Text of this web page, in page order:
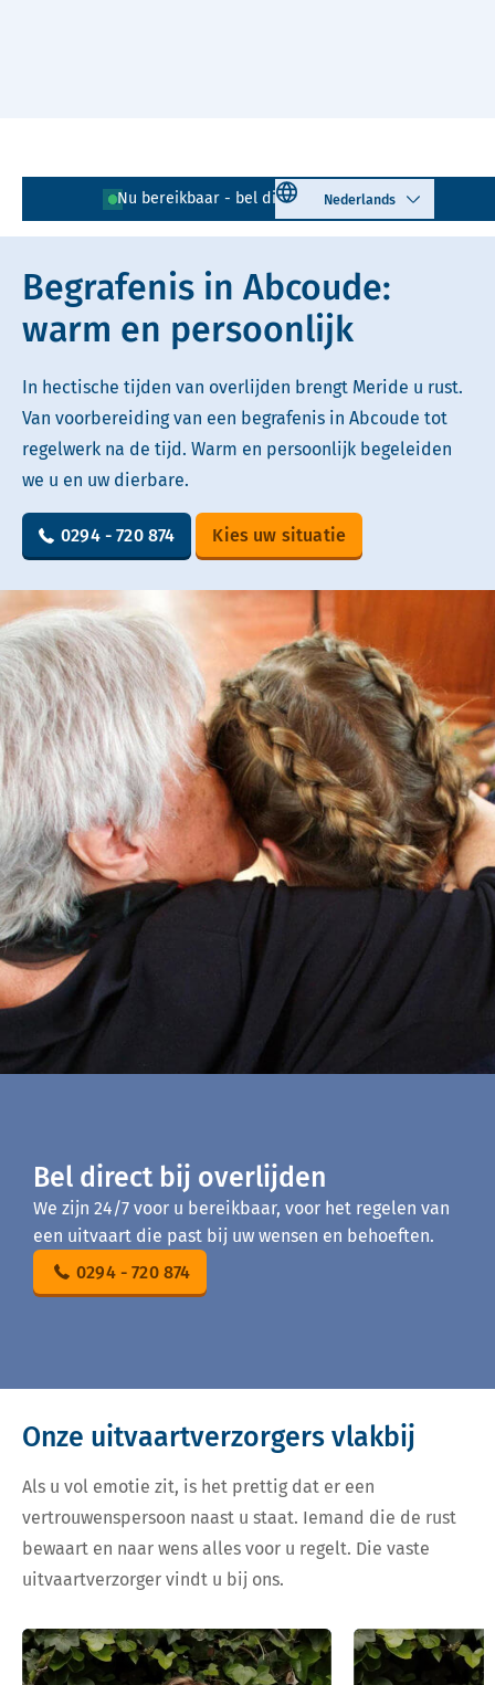
Nu bereikbaar - bel direct! 0294 - 720 874
Select language
Lees voor Uitleg woorden
Simpele tekst
Begrafenis in Abcoude:
warm en persoonlijk
In hectische tijden van overlijden brengt Meride u rust.
Van voorbereiding van een begrafenis in Abcoude tot
regelwerk na de tijd. Warm en persoonlijk begeleiden
we u en uw dierbare.
0294 - 720 874 Kies uw situatie
Bel direct bij overlijden
We zijn 24/7 voor u bereikbaar, voor het regelen van
een uitvaart die past bij uw wensen en behoeften.
0294 - 720 874
Onze uitvaartverzorgers vlakbij
Als u vol emotie zit, is het prettig dat er een
vertrouwenspersoon naast u staat. Iemand die de rust
bewaart en naar wens alles voor u regelt. Die vaste
uitvaartverzorger vindt u bij ons.